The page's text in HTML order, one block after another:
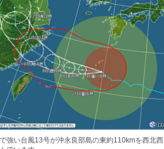
強い台風13号が沖永良部島の東約110kmを西北西